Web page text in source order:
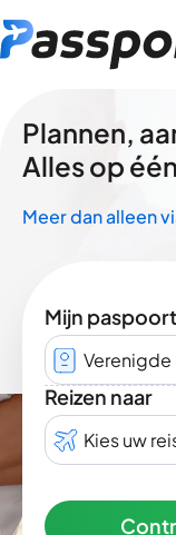
Plannen,
Alles op
Meer dan alleen
Mijn paspoort
Verenigde
Reizen naar
Kies uw